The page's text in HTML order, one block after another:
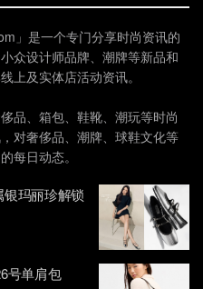
」是一个专门分享时尚资讯的
众设计师品牌、潮牌等新品和
上及实体店活动资讯。
品、箱包、鞋靴、潮玩等时尚
对奢侈品、潮牌、球鞋文化等
每日动态。
玛丽珍解锁
号单肩包